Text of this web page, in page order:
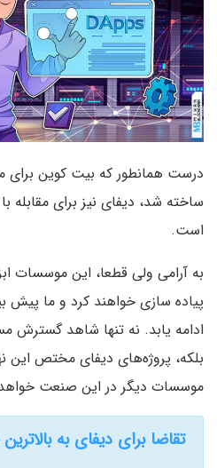
درست همانطور که بیت کوین برای
ساخته شد، دیفای نیز برای
است.
به آرامی ولی قطعا، این موسسات
پیاده سازی خواهند کرد و ما پیش
ادامه یابد. نه تنها شاهد گسترش
بلکه، پروژه‌های دیفای مختص این
موسسات دیگر در این صنعت
تقاضا برای دیفای به